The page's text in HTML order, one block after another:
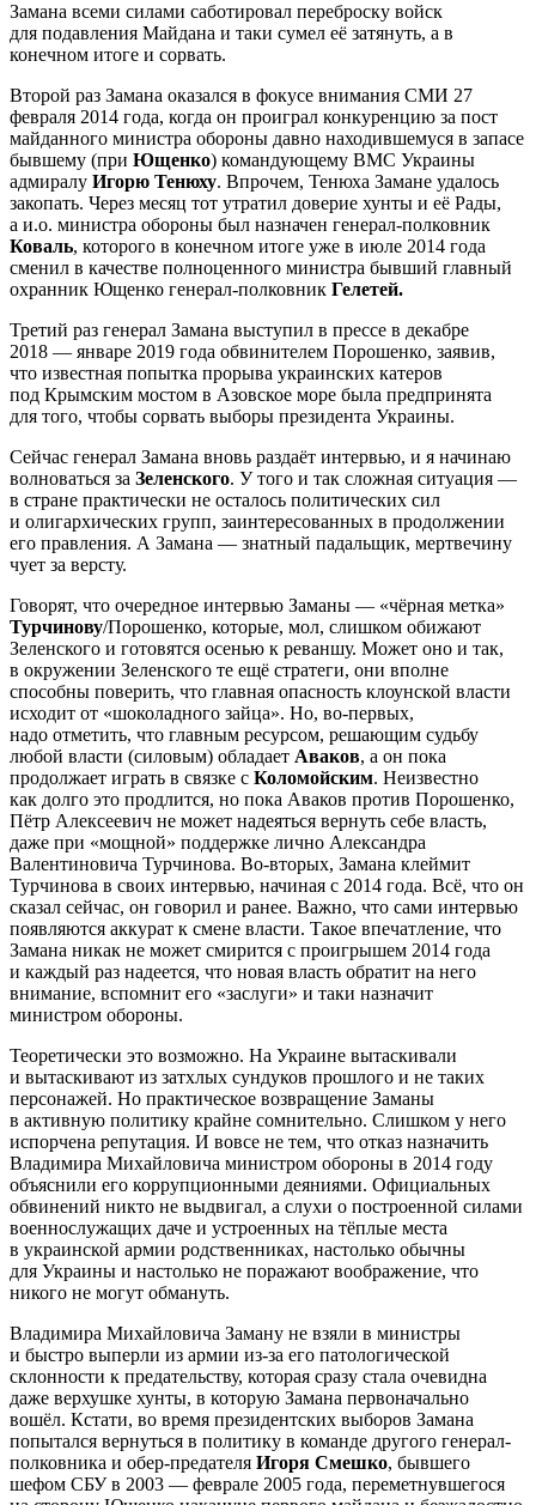
Замана всеми силами саботировал переброску войск
для подавления Майдана и таки сумел её затянуть, а в
конечном итоге и сорвать.
Второй раз Замана оказался в фокусе внимания СМИ 27
февраля 2014 года, когда он проиграл конкуренцию за пост
майданного министра обороны давно находившемуся в запасе
бывшему (при Ющенко) командующему ВМС Украины
адмиралу Игорю Тенюху. Впрочем, Тенюха Замане удалось
закопать. Через месяц тот утратил доверие хунты и её Рады,
а и.о. министра обороны был назначен генерал-полковник
Коваль, которого в конечном итоге уже в июле 2014 года
сменил в качестве полноценного министра бывший главный
охранник Ющенко генерал-полковник Гелетей.
Третий раз генерал Замана выступил в прессе в декабре
2018 — январе 2019 года обвинителем Порошенко, заявив,
что известная попытка прорыва украинских катеров
под Крымским мостом в Азовское море была предпринята
для того, чтобы сорвать выборы президента Украины.
Сейчас генерал Замана вновь раздаёт интервью, и я начинаю
волноваться за Зеленского. У того и так сложная ситуация —
в стране практически не осталось политических сил
и олигархических групп, заинтересованных в продолжении
его правления. А Замана — знатный падальщик, мертвечину
чует за версту.
Говорят, что очередное интервью Заманы — «чёрная метка»
Турчинову/Порошенко, которые, мол, слишком обижают
Зеленского и готовятся осенью к реваншу. Может оно и так,
в окружении Зеленского те ещё стратеги, они вполне
способны поверить, что главная опасность клоунской власти
исходит от «шоколадного зайца». Но, во-первых,
надо отметить, что главным ресурсом, решающим судьбу
любой власти (силовым) обладает Аваков, а он пока
продолжает играть в связке с Коломойским. Неизвестно
как долго это продлится, но пока Аваков против Порошенко,
Пётр Алексеевич не может надеяться вернуть себе власть,
даже при «мощной» поддержке лично Александра
Валентиновича Турчинова. Во-вторых, Замана клеймит
Турчинова в своих интервью, начиная с 2014 года. Всё, что он
сказал сейчас, он говорил и ранее. Важно, что сами интервью
появляются аккурат к смене власти. Такое впечатление, что
Замана никак не может смирится с проигрышем 2014 года
и каждый раз надеется, что новая власть обратит на него
внимание, вспомнит его «заслуги» и таки назначит
министром обороны.
Теоретически это возможно. На Украине вытаскивали
и вытаскивают из затхлых сундуков прошлого и не таких
персонажей. Но практическое возвращение Заманы
в активную политику крайне сомнительно. Слишком у него
испорчена репутация. И вовсе не тем, что отказ назначить
Владимира Михайловича министром обороны в 2014 году
объяснили его коррупционными деяниями. Официальных
обвинений никто не выдвигал, а слухи о построенной силами
военнослужащих даче и устроенных на тёплые места
в украинской армии родственниках, настолько обычны
для Украины и настолько не поражают воображение, что
никого не могут обмануть.
Владимира Михайловича Заману не взяли в министры
и быстро выперли из армии из-за его патологической
склонности к предательству, которая сразу стала очевидна
даже верхушке хунты, в которую Замана первоначально
вошёл. Кстати, во время президентских выборов Замана
попытался вернуться в политику в команде другого генерал-
полковника и обер-предателя Игоря Смешко, бывшего
шефом СБУ в 2003 — феврале 2005 года, переметнувшегося